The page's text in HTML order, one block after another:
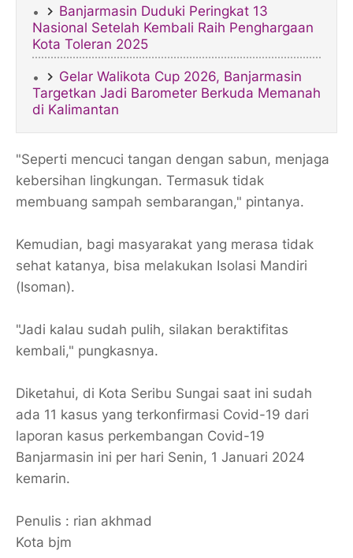
Banjarmasin Duduki Peringkat 13
Nasional Setelah Kembali Raih Penghargaan
Kota Toleran 2025
Gelar Walikota Cup 2026, Banjarmasin
Targetkan Jadi Barometer Berkuda Memanah
di Kalimantan
"Seperti mencuci tangan dengan sabun, menjaga
kebersihan lingkungan. Termasuk tidak
membuang sampah sembarangan," pintanya.
Kemudian, bagi masyarakat yang merasa tidak
sehat katanya, bisa melakukan Isolasi Mandiri
(Isoman).
"Jadi kalau sudah pulih, silakan beraktifitas
kembali," pungkasnya.
Diketahui, di Kota Seribu Sungai saat ini sudah
ada 11 kasus yang terkonfirmasi Covid-19 dari
laporan kasus perkembangan Covid-19
Banjarmasin ini per hari Senin, 1 Januari 2024
kemarin.
Penulis : rian akhmad
Kota bjm